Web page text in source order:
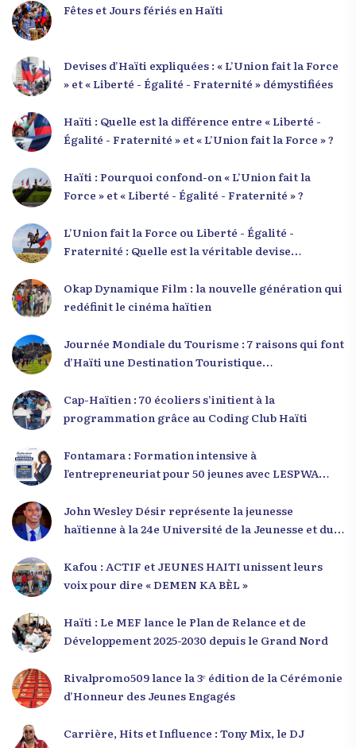
Fêtes et Jours fériés en Haïti
Devises d’Haïti expliquées : « L’Union fait la Force
» et « Liberté - Égalité - Fraternité » démystifiées
Haïti : Quelle est la différence entre « Liberté -
Égalité - Fraternité » et « L’Union fait la Force » ?
Haïti : Pourquoi confond-on « L’Union fait la
Force » et « Liberté - Égalité - Fraternité » ?
L’Union fait la Force ou Liberté - Égalité -
Fraternité : Quelle est la véritable devise
Okap Dynamique Film : la nouvelle génération qui
redéfinit le cinéma haïtien
Journée Mondiale du Tourisme : 7 raisons qui font
d’Haïti une Destination Touristique
Cap-Haïtien : 70 écoliers s’initient à la
programmation grâce au Coding Club Haïti
Fontamara : Formation intensive à
l’entrepreneuriat pour 50 jeunes avec LESPWA
John Wesley Désir représente la jeunesse
haïtienne à la 24e Université de la Jeunesse et du
Kafou : ACTIF et JEUNES HAITI unissent leurs
voix pour dire « DEMEN KA BÈL »
Haïti : Le MEF lance le Plan de Relance et de
Développement 2025-2030 depuis le Grand Nord
Rivalpromo509 lance la 3ᵉ édition de la Cérémonie
d’Honneur des Jeunes Engagés
Carrière, Hits et Influence : Tony Mix, le DJ